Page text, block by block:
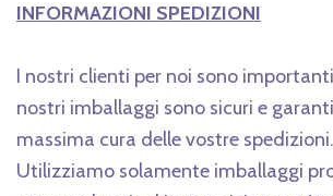
INFORMAZIONI SPEDIZIONI
I nostri clienti per noi sono
nostri imballaggi sono sicuri e
massima cura delle vostre spedizioni.
Utilizziamo solamente imballaggi